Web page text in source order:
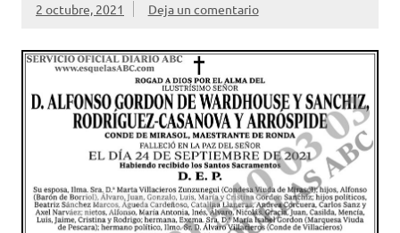
2 octubre, 2021 Deja un comentario